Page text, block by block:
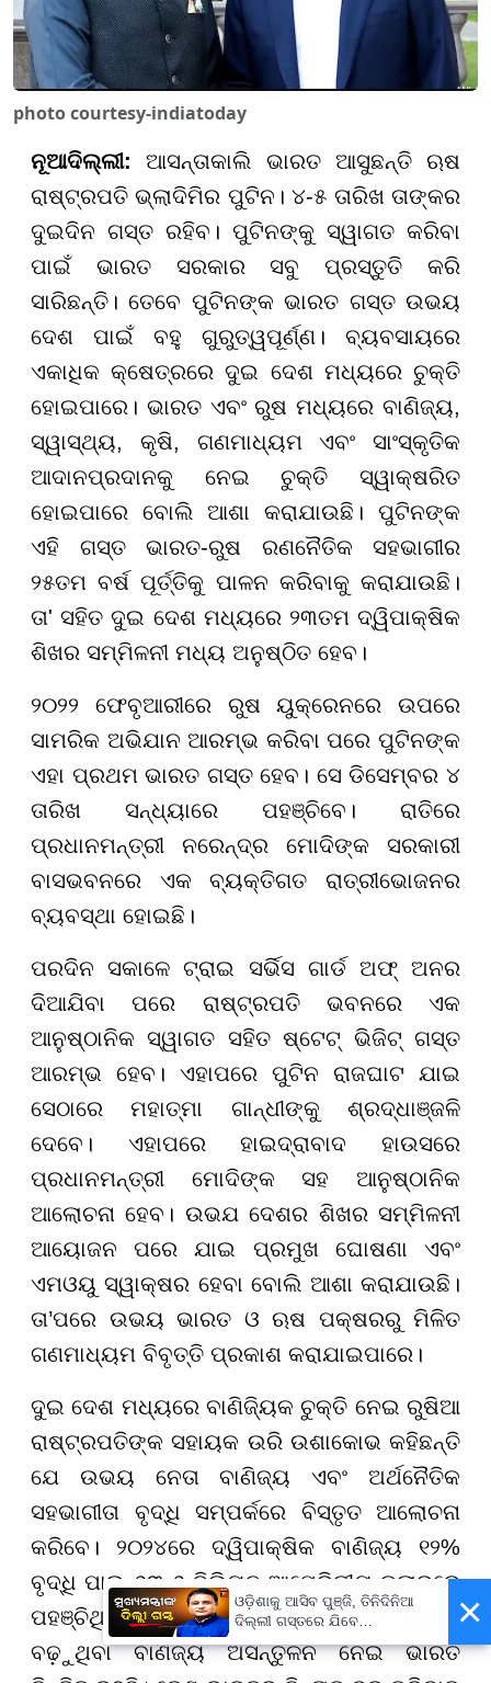
photo courtesy-indiatoday
ନୂଆଦିଲ୍ଲୀ:ଆସନ୍ତାକାଲି ଭାରତ ଆସୁଛନ୍ତି ଋଷ
ରାଷ୍ଟ୍ରପତି ଭ୍ଲାଦିମିର ପୁଟିନ। ୪-୫ ତାରିଖ ତାଙ୍କର
ଦୁଇଦିନ ଗସ୍ତ ରହିବ। ପୁଟିନଙ୍କୁ ସ୍ୱାଗତ କରିବା
ପାଇଁ ଭାରତ ସରକାର ସବୁ ପ୍ରସ୍ତୁତି କରି
ସାରିଛନ୍ତି। ତେବେ ପୁଟିନଙ୍କ ଭାରତ ଗସ୍ତ ଉଭୟ
ଦେଶ ପାଇଁ ବହୁ ଗୁରୁତ୍ୱପୂର୍ଣ୍ଣ। ବ୍ୟବସାୟରେ
ଏକାଧିକ କ୍ଷେତ୍ରରେ ଦୁଇ ଦେଶ ମଧ୍ୟରେ ଚୁକ୍ତି
ହୋଇପାରେ। ଭାରତ ଏବଂ ରୁଷ ମଧ୍ୟରେ ବାଣିଜ୍ୟ,
ସ୍ୱାସ୍ଥ୍ୟ, କୃଷି, ଗଣମାଧ୍ୟମ ଏବଂ ସାଂସ୍କୃତିକ
ଆଦାନପ୍ରଦାନକୁ ନେଇ ଚୁକ୍ତି ସ୍ୱାକ୍ଷରିତ
ହୋଇପାରେ ବୋଲି ଆଶା କରାଯାଉଛି। ପୁଟିନଙ୍କ
ଏହି ଗସ୍ତ ଭାରତ-ରୁଷ ରଣନୈତିକ ସହଭାଗୀର
୨୫ତମ ବର୍ଷ ପୂର୍ତ୍ତିକୁ ପାଳନ କରିବାକୁ କରାଯାଉଛି।
ତା' ସହିତ ଦୁଇ ଦେଶ ମଧ୍ୟରେ ୨୩ତମ ଦ୍ୱିପାକ୍ଷିକ
ଶିଖର ସମ୍ମିଳନୀ ମଧ୍ୟ ଅନୁଷ୍ଠିତ ହେବ।
୨୦୨୨ ଫେବୃଆରୀରେ ରୁଷ ୟୁକ୍ରେନରେ ଉପରେ
ସାମରିକ ଅଭିଯାନ ଆରମ୍ଭ କରିବା ପରେ ପୁଟିନଙ୍କ
ଏହା ପ୍ରଥମ ଭାରତ ଗସ୍ତ ହେବ। ସେ ଡିସେମ୍ବର ୪
ତାରିଖ ସନ୍ଧ୍ୟାରେ ପହଞ୍ଚିବେ। ରାତିରେ
ପ୍ରଧାନମନ୍ତ୍ରୀ ନରେନ୍ଦ୍ର ମୋଦିଙ୍କ ସରକାରୀ
ବାସଭବନରେ ଏକ ବ୍ୟକ୍ତିଗତ ରାତ୍ରୀଭୋଜନର
ବ୍ୟବସ୍ଥା ହୋଇଛି।
ପରଦିନ ସକାଳେ ଟ୍ରାଇ ସର୍ଭିସ ଗାର୍ଡ ଅଫ୍ ଅନର
ଦିଆଯିବା ପରେ ରାଷ୍ଟ୍ରପତି ଭବନରେ ଏକ
ଆନୁଷ୍ଠାନିକ ସ୍ୱାଗତ ସହିତ ଷ୍ଟେଟ୍ ଭିଜିଟ୍ ଗସ୍ତ
ଆରମ୍ଭ ହେବ। ଏହାପରେ ପୁଟିନ ରାଜଘାଟ ଯାଇ
ସେଠାରେ ମହାତ୍ମା ଗାନ୍ଧୀଙ୍କୁ ଶ୍ରଦ୍ଧାଞ୍ଜଳି
ଦେବେ। ଏହାପରେ ହାଇଦ୍ରାବାଦ ହାଉସରେ
ପ୍ରଧାନମନ୍ତ୍ରୀ ମୋଦିଙ୍କ ସହ ଆନୁଷ୍ଠାନିକ
ଆଲୋଚନା ହେବ। ଉଭଯ ଦେଶର ଶିଖର ସମ୍ମିଳନୀ
ଆୟୋଜନ ପରେ ଯାଇ ପ୍ରମୁଖ ଘୋଷଣା ଏବଂ
ଏମଓୟୁ ସ୍ୱାକ୍ଷର ହେବା ବୋଲି ଆଶା କରାଯାଉଛି।
ତା’ପରେ ଉଭୟ ଭାରତ ଓ ଋଷ ପକ୍ଷରରୁ ମିଳିତ
ଗଣମାଧ୍ୟମ ବିବୃତ୍ତି ପ୍ରକାଶ କରାଯାଇପାରେ।
ଦୁଇ ଦେଶ ମଧ୍ୟରେ ବାଣିଜ୍ୟିକ ଚୁକ୍ତି ନେଇ ରୁଷିଆ
ରାଷ୍ଟ୍ରପତିଙ୍କ ସହାୟକ ଉରି ଉଶାକୋଭ କହିଛନ୍ତି
ଯେ ଉଭୟ ନେତା ବାଣିଜ୍ୟ ଏବଂ ଅର୍ଥନୈତିକ
ସହଭାଗୀତା ବୃଦ୍ଧି ସମ୍ପର୍କରେ ବିସ୍ତୃତ ଆଲୋଚନା
କରିବେ। ୨୦୨୪ରେ ଦ୍ୱିପାକ୍ଷିକ ବାଣିଜ୍ୟ ୧୨%
ବୃଦ୍ଧି ପାଇ ୬୩.୬ ବିଲିୟନ ଆମେରିକୀୟ ଡଲାରରେ
ପହଞ୍ଚିଥିଲା। ହେଲେ ଗୋଟେ ସମସ୍ୟା ହେଉଛି
ବଢ଼ୁଥିବା ବାଣିଜ୍ୟ ଅସନ୍ତୁଳନ ନେଇ ଭାରତ
×
ଓଡ଼ିଶାକୁ ଆସିବ ପୁଞ୍ଜି, ତିନିଦିନିଆ
ଦିଲ୍ଲୀ ଗସ୍ତରେ ଯିବେ
ମୁଖ୍ୟମନ୍ତ୍ରୀ ମୋହନ ମାଝୀ